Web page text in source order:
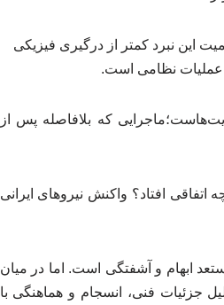
این نبرد کمتر از درگیری فیزیکی
عملیات نظامی است.
که بلافاصله پس از
افتاد؟ واکنش نیروهای ایرانی
ابهام و آشفتگی است. اما در میان
جزئیات فنی، انسجام و هماهنگی با